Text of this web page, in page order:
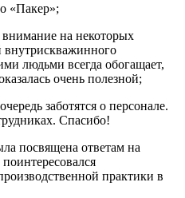
«Пакер»;
на некоторых
внутрискважинного
людьми всегда обогащает,
очень полезной;
заботятся о персонале.
Спасибо!
посвящена ответам на
практики в